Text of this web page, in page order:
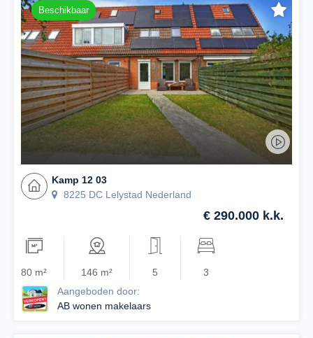
Beschikbaar
Kamp 12 03
8225 DC Lelystad Nederland
€ 290.000 k.k.
80 m² 146 m² 5
3
Aangeboden door:
AB wonen makelaars